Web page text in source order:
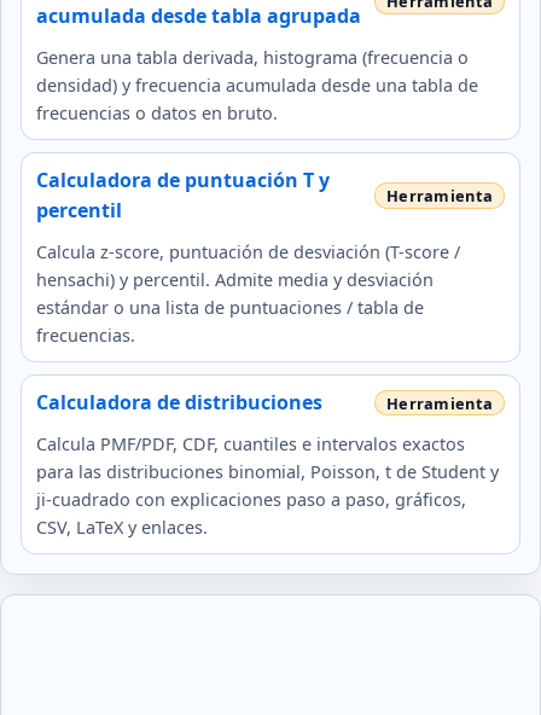
acumulada desde tabla agrupada
Genera una tabla derivada, histograma (frecuencia o
densidad) y frecuencia acumulada desde una tabla de
frecuencias o datos en bruto.
Calculadora de puntuación T y
percentil
Calcula z-score, puntuación de desviación (T-score /
hensachi) y percentil. Admite media y desviación
estándar o una lista de puntuaciones / tabla de
frecuencias.
Calculadora de distribuciones
Calcula PMF/PDF, CDF, cuantiles e intervalos exactos
para las distribuciones binomial, Poisson, t de Student y
ji-cuadrado con explicaciones paso a paso, gráficos,
CSV, LaTeX y enlaces.